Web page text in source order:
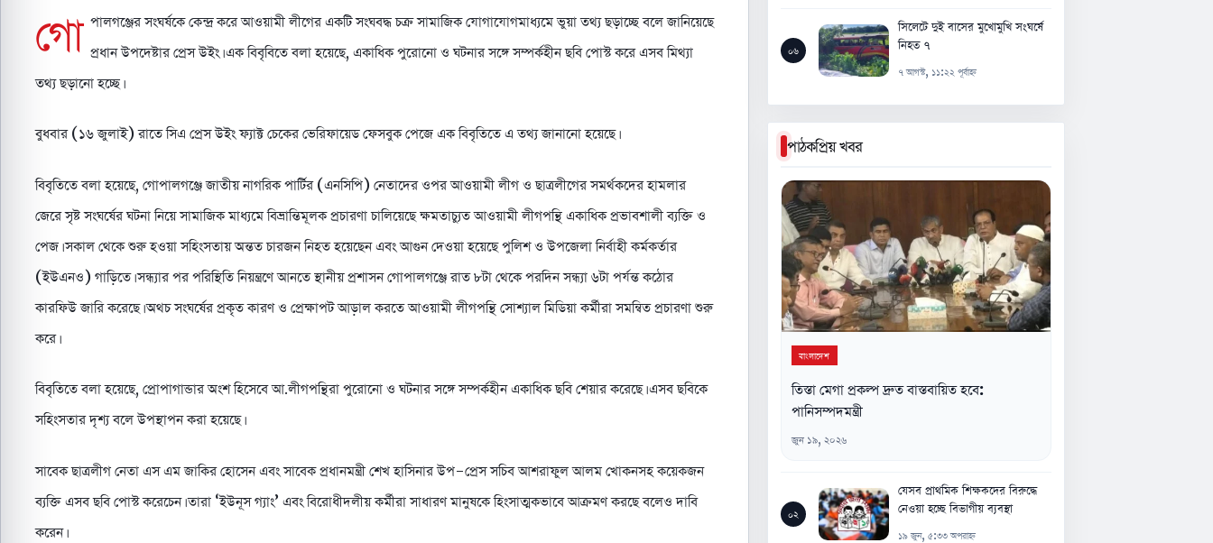
গো পালগঞ্জের সংঘর্ষকে কেন্দ্র করে আওয়ামী লীগের একটি সংঘবদ্ধ চক্র সামাজিক যোগাযোগমাধ্যমে ভুয়া তথ্য ছড়াচ্ছে বলে জানিয়েছে
প্রধান উপদেষ্টার প্রেস উইং। এক বিবৃবিতে বলা হয়েছে, একাধিক পুরোনো ও ঘটনার সঙ্গে সম্পর্কহীন ছবি পোস্ট করে এসব মিথ্যা
তথ্য ছড়ানো হচ্ছে।
বুধবার (১৬ জুলাই) রাতে সিএ প্রেস উইং ফ্যাক্ট চেকের ভেরিফায়েড ফেসবুক পেজে এক বিবৃতিতে এ তথ্য জানানো হয়েছে।
বিবৃতিতে বলা হয়েছে, গোপালগঞ্জে জাতীয় নাগরিক পার্টির (এনসিপি) নেতাদের ওপর আওয়ামী লীগ ও ছাত্রলীগের সমর্থকদের হামলার
জেরে সৃষ্ট সংঘর্ষের ঘটনা নিয়ে সামাজিক মাধ্যমে বিভ্রান্তিমূলক প্রচারণা চালিয়েছে ক্ষমতাচ্যুত আওয়ামী লীগপন্থি একাধিক প্রভাবশালী ব্যক্তি ও
পেজ। সকাল থেকে শুরু হওয়া সহিংসতায় অন্তত চারজন নিহত হয়েছেন এবং আগুন দেওয়া হয়েছে পুলিশ ও উপজেলা নির্বাহী কর্মকর্তার
(ইউএনও) গাড়িতে। সন্ধ্যার পর পরিস্থিতি নিয়ন্ত্রণে আনতে স্থানীয় প্রশাসন গোপালগঞ্জে রাত ৮টা থেকে পরদিন সন্ধ্যা ৬টা পর্যন্ত কঠোর
কারফিউ জারি করেছে। অথচ সংঘর্ষের প্রকৃত কারণ ও প্রেক্ষাপট আড়াল করতে আওয়ামী লীগপন্থি সোশ্যাল মিডিয়া কর্মীরা সমন্বিত প্রচারণা শুরু
করে।
বিবৃতিতে বলা হয়েছে, প্রোপাগান্ডার অংশ হিসেবে আ.লীগপন্থিরা পুরোনো ও ঘটনার সঙ্গে সম্পর্কহীন একাধিক ছবি শেয়ার করেছে। এসব ছবিকে
সহিংসতার দৃশ্য বলে উপস্থাপন করা হয়েছে।
সাবেক ছাত্রলীগ নেতা এস এম জাকির হোসেন এবং সাবেক প্রধানমন্ত্রী শেখ হাসিনার উপ-প্রেস সচিব আশরাফুল আলম খোকনসহ কয়েকজন
ব্যক্তি এসব ছবি পোস্ট করেচেন। তারা ‘ইউনূস গ্যাং’ এবং বিরোধীদলীয় কর্মীরা সাধারণ মানুষকে হিংসাত্মকভাবে আক্রমণ করছে বলেও দাবি
করেন।
০৬
সিলেটে দুই বাসের মুখোমুখি সংঘর্ষে
নিহত ৭
৭ আগস্ট, ১১:২২ পূর্বাহ্ন
পাঠকপ্রিয় খবর
বাংলাদেশ
তিস্তা মেগা প্রকল্প দ্রুত বাস্তবায়িত হবে:
পানিসম্পদমন্ত্রী
জুন ১৯, ২০২৬
০২
যেসব প্রাথমিক শিক্ষকদের বিরুদ্ধে
নেওয়া হচ্ছে বিভাগীয় ব্যবস্থা
১৯ জুন, ৫:৩৩ অপরাহ্ন